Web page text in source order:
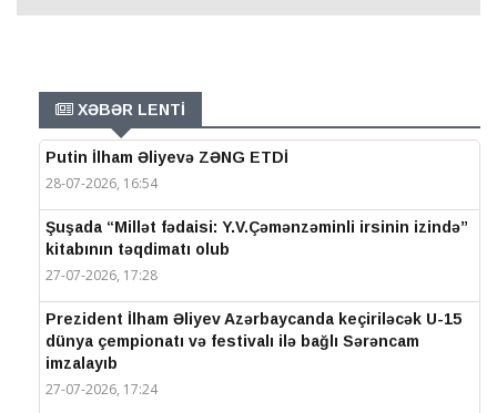
XƏBƏR LENTİ
Putin İlham Əliyevə ZƏNG ETDİ
28-07-2026, 16:54
Şuşada “Millət fədaisi: Y.V.Çəmənzəminli irsinin izində”
kitabının təqdimatı olub
27-07-2026, 17:28
Prezident İlham Əliyev Azərbaycanda keçiriləcək U-15
dünya çempionatı və festivalı ilə bağlı Sərəncam
imzalayıb
27-07-2026, 17:24